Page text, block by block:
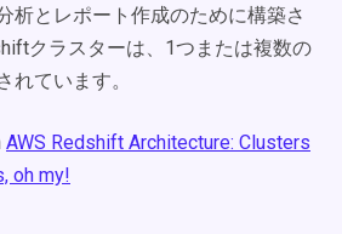
析とレポート作成のために構築さ
クラスターは、1つまたは複数の
れています。
AWS Redshift Architecture: Clusters
oh my!